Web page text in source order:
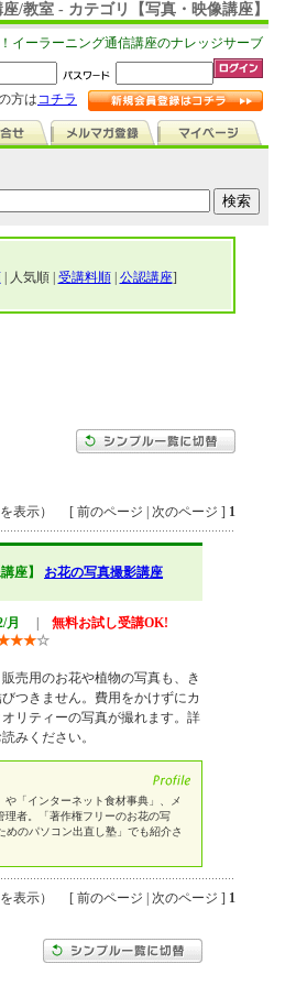
/教室 - カテゴリ【写真・映像講座】
イーラーニング通信講座のナレッジサーブ
方はコチラ
| 人気順 | 受講料順| 公認講座]
表示） [ 前のページ | 次のページ ] 1
座】 お花の写真撮影講座
月
無料お試し受講OK!
★★☆
売用のお花や植物の写真も、き
つきません。費用をかけずにカ
リティーの写真が撮れます。詳
みください。
「インターネット食材事典」、メ
理者。「著作権フリーのお花の写
めのパソコン出直し塾」でも紹介さ
表示） [ 前のページ | 次のページ ] 1